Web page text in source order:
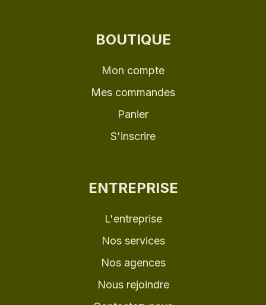
BOUTIQUE
Mon compte
Mes commandes
Panier
S'inscrire
ENTREPRISE
L'entreprise
Nos services
Nos agences
Nous rejoindre